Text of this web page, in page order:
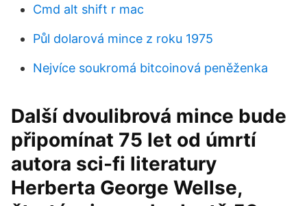
Cmd alt shift r mac
Půl dolarová mince z roku 1975
Nejvíce soukromá bitcoinová peněženka
Další dvoulibrová mince bude
připomínat 75 let od úmrtí
autora sci-fi literatury
Herberta George Wellse,